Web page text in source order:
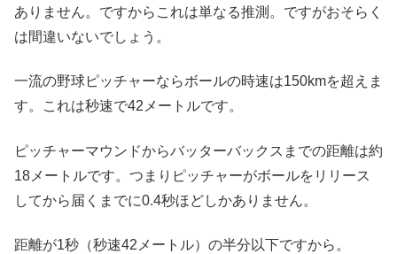
ありません。ですからこれは単なる推測。ですがおそらく
は間違いないでしょう。
一流の野球ピッチャーならボールの時速は150kmを超えま
す。これは秒速で42メートルです。
ピッチャーマウンドからバッターバックスまでの距離は約
18メートルです。つまりピッチャーがボールをリリース
してから届くまでに0.4秒ほどしかありません。
距離が1秒（秒速42メートル）の半分以下ですから。